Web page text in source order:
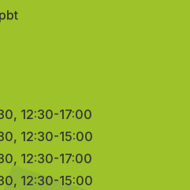
12:30-17:00
12:30-15:00
12:30-17:00
12:30-15:00